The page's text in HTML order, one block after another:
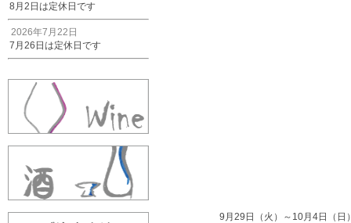
8月2日は定休日です
2026年7月22日
7月26日は定休日です
9月29日（火）～10月4日（